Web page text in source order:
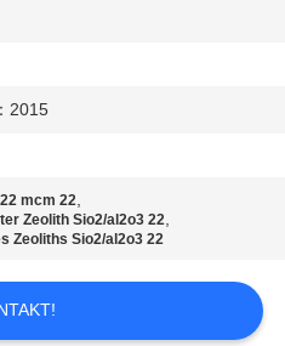
2015
mcm 22,
Zeolith Sio2/al2o3 22,
Zeoliths Sio2/al2o3 22